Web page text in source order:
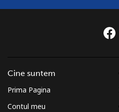
Cine suntem
Prima Pagina
Contul meu